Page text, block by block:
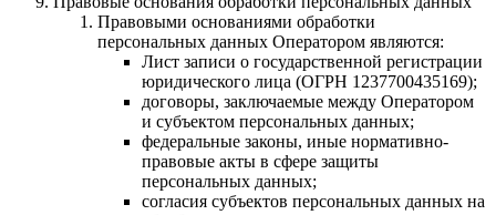
Правовыми основаниями обработки
персональных данных Оператором являются:
Лист записи о государственной регистрации
юридического лица (ОГРН 1237700435169);
договоры, заключаемые между Оператором
и субъектом персональных данных;
федеральные законы, иные нормативно-
правовые акты в сфере защиты
персональных данных;
согласия субъектов персональных данных на